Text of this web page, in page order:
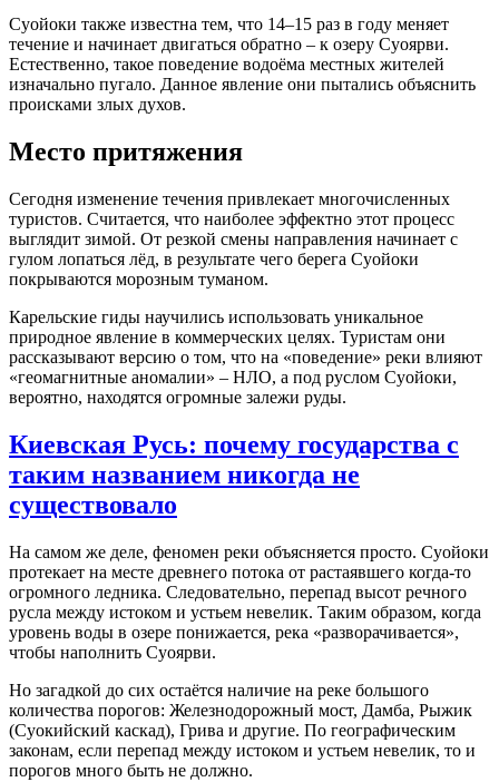
Суойоки также известна тем, что 14–15 раз в году меняет
течение и начинает двигаться обратно – к озеру Суоярви.
Естественно, такое поведение водоёма местных жителей
изначально пугало. Данное явление они пытались объяснить
происками злых духов.
Место притяжения
Сегодня изменение течения привлекает многочисленных
туристов. Считается, что наиболее эффектно этот процесс
выглядит зимой. От резкой смены направления начинает с
гулом лопаться лёд, в результате чего берега Суойоки
покрываются морозным туманом.
Карельские гиды научились использовать уникальное
природное явление в коммерческих целях. Туристам они
рассказывают версию о том, что на «поведение» реки влияют
«геомагнитные аномалии» – НЛО, а под руслом Суойоки,
вероятно, находятся огромные залежи руды.
Киевская Русь: почему государства с
таким названием никогда не
существовало
На самом же деле, феномен реки объясняется просто. Суойоки
протекает на месте древнего потока от растаявшего когда-то
огромного ледника. Следовательно, перепад высот речного
русла между истоком и устьем невелик. Таким образом, когда
уровень воды в озере понижается, река «разворачивается»,
чтобы наполнить Суоярви.
Но загадкой до сих остаётся наличие на реке большого
количества порогов: Железнодорожный мост, Дамба, Рыжик
(Суокийский каскад), Грива и другие. По географическим
законам, если перепад между истоком и устьем невелик, то и
порогов много быть не должно.